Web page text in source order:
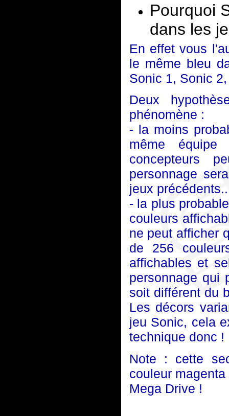
Pourquoi
dans les
En effet vous
le même bleu
Sonic 1, Sonic
Deux
phénomène :
- la moins
même
concepteurs
personnage
jeux
- la plus
couleurs
ne peut afficher
de 256
affichables et
personnage qui
soit différent du
Les décors
jeu Sonic, cela
technique donc !
Note : cette
couleur
Mega Drive !